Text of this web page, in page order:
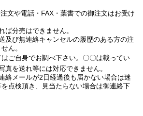
文や電話・FAX・葉書での御注文はお受け
ば分売はできません。
及び無連絡キャンセルの履歴のある方の注
ん。
ご自身でお調べ下さい。〇〇は載ってい
を送れ等には対応できません。
絡メールが2日経過後も届かない場合は迷
点検頂き、見当たらない場合は御連絡下